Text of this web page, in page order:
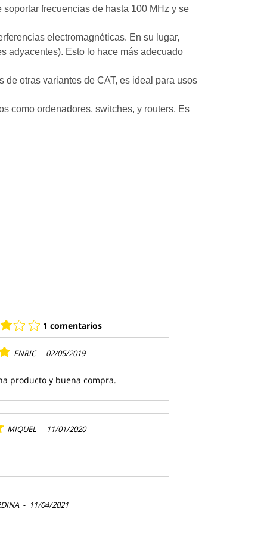
frecuencias de hasta 100 MHz y se
electromagnéticas. En su lugar,
adyacentes). Esto lo hace más adecuado
otras variantes de CAT, es ideal para usos
como ordenadores, switches, y routers. Es
1 comentarios
ENRIC - 02/05/2019
producto y buena compra.
MIQUEL - 11/01/2020
- 11/04/2021